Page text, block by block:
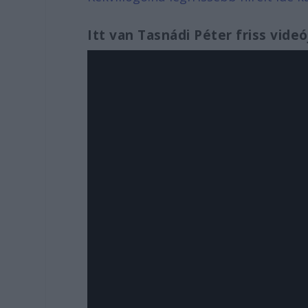
Itt van Tasnádi Péter friss